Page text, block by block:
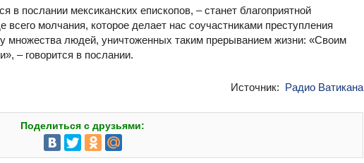
в послании мексиканских епископов, – станет благоприятной
молчания, которое делает нас соучастниками преступления
множества людей, уничтоженных таким прерыванием жизни: «Своим
– говорится в послании.
Источник: Радио Ватикана
Поделиться с друзьями: